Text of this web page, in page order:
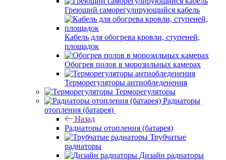
Греющий саморегулирующийся кабель
Кабель для обогрева кровли, ступеней,
площадок
Обогрев полов в морозильных камерах
Терморегуляторы антиобледенения
Терморегуляторы
Радиаторы
отопления (батарея)
Назад
Радиаторы отопления (батарея)
Трубчатые
радиаторы
Дизайн радиаторы